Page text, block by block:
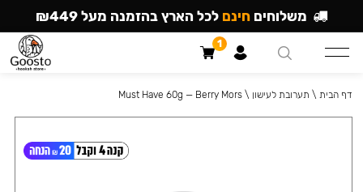
דף הבית \ תערובת לעישון \
Must Have 60g — Berry Mors
משלוחים חינם לכל הארץ בהזמנה מעל ₪449
1